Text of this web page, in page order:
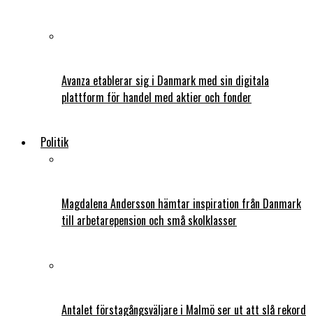
Avanza etablerar sig i Danmark med sin digitala
plattform för handel med aktier och fonder
Politik
Magdalena Andersson hämtar inspiration från Danmark
till arbetarepension och små skolklasser
Antalet förstagångsväljare i Malmö ser ut att slå rekord